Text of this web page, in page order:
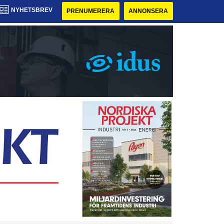
NYHETSBREV PRENUMERERA ANNONSERA